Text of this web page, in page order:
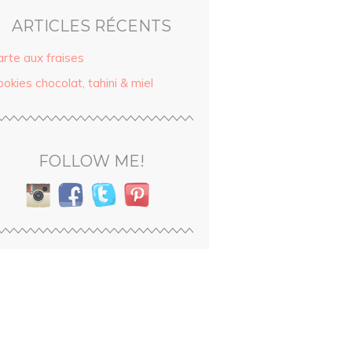
ARTICLES RÉCENTS
aux fraises
chocolat, tahini & miel
FOLLOW ME!